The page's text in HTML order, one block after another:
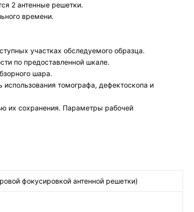
2 антенные решетки.
времени.
участках обследуемого образца.
по предоставленной шкале.
шара.
томографа, дефектоскопа и
их сохранения. Параметры рабочей
фокусировкой антенной решетки)